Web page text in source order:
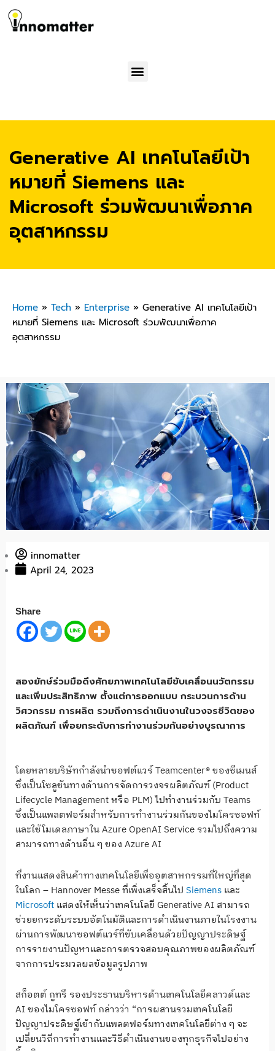
Menu
Generative AI เทคโนโลยีเป้า
หมายที่ Siemens และ
Microsoft ร่วมพัฒนาเพื่อภาค
อุตสาหกรรม
Home » Tech » Enterprise » Generative AI เทคโนโลยีเป้า
หมายที่ Siemens และ Microsoft ร่วมพัฒนาเพื่อภาค
อุตสาหกรรม
innomatter
April 24, 2023
Share
สองยักษ์ร่วมมือดึงศักยภาพเทคโนโลยีขับเคลื่อนนวัตกรรม
และเพิ่มประสิทธิภาพ ตั้งแต่การออกแบบ กระบวนการด้าน
วิศวกรรม การผลิต รวมถึงการดำเนินงานในวงจรชีวิตของ
ผลิตภัณฑ์ เพื่อยกระดับการทำงานร่วมกันอย่างบูรณาการ
โดยหลายบริษัทกำลังนำซอฟต์แวร์ Teamcenter® ของซีเมนส์
ซึ่งเป็นโซลูชันทางด้านการจัดการวงจรผลิตภัณฑ์ (Product
Lifecycle Management หรือ PLM) ไปทำงานร่วมกับ Teams
ซึ่งเป็นแพลตฟอร์มสำหรับการทำงานร่วมกันของไมโครซอฟท์
และใช้โมเดลภาษาใน Azure OpenAI Service รวมไปถึงความ
สามารถทางด้านอื่น ๆ ของ Azure AI
ที่งานแสดงสินค้าทางเทคโนโลยีเพื่ออุตสาหกรรมที่ใหญ่ที่สุด
ในโลก – Hannover Messe ที่เพิ่งเสร็จสิ้นไป Siemens และ
Microsoft แสดงให้เห็นว่าเทคโนโลยี Generative AI สามารถ
ช่วยยกระดับระบบอัตโนมัติและการดำเนินงานภายในโรงงาน
ผ่านการพัฒนาซอฟต์แวร์ที่ขับเคลื่อนด้วยปัญญาประดิษฐ์
การรายงานปัญหาและการตรวจสอบคุณภาพของผลิตภัณฑ์
จากการประมวลผลข้อมูลรูปภาพ
สก็อตต์ กูทรี รองประธานบริหารด้านเทคโนโลยีคลาวด์และ
AI ของไมโครซอฟท์ กล่าวว่า “การผสานรวมเทคโนโลยี
ปัญญาประดิษฐ์เข้ากับแพลตฟอร์มทางเทคโนโลยีต่าง ๆ จะ
เปลี่ยนวิถีการทำงานและวิธีดำเนินงานของทุกธุรกิจไปอย่าง